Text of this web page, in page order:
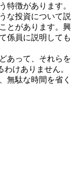
特徴があります。
な投資について説
とがあります。興
係員に説明しても
あって、それらを
けありません。
無駄な時間を省く